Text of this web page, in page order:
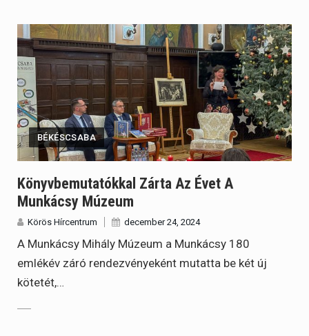
BÉKÉSCSABA
Könyvbemutatókkal Zárta Az Évet A
Munkácsy Múzeum
Körös Hírcentrum december 24, 2024
A Munkácsy Mihály Múzeum a Munkácsy 180
emlékév záró rendezvényeként mutatta be két új
kötetét,…